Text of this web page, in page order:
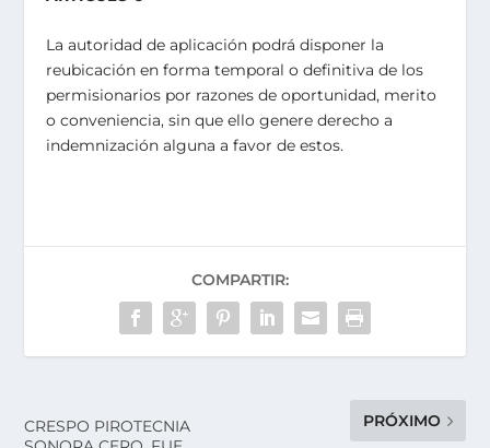
La autoridad de aplicación podrá disponer la
reubicación en forma temporal o definitiva de los
permisionarios por razones de oportunidad, merito
o conveniencia, sin que ello genere derecho a
indemnización alguna a favor de estos.
COMPARTIR:
CRESPO PIROTECNIA
PRÓXIMO